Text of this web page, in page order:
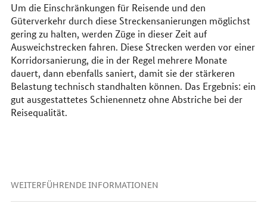
Um die Einschränkungen für Reisende und den
Güterverkehr durch diese Streckensanierungen möglichst
gering zu halten, werden Züge in dieser Zeit auf
Ausweichstrecken fahren. Diese Strecken werden vor einer
Korridorsanierung, die in der Regel mehrere Monate
dauert, dann ebenfalls saniert, damit sie der stärkeren
Belastung technisch standhalten können. Das Ergebnis: ein
gut ausgestattetes Schienennetz ohne Abstriche bei der
Reisequalität.
WEITERFÜHRENDE INFORMATIONEN